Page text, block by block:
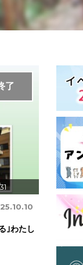
了
｣わたし